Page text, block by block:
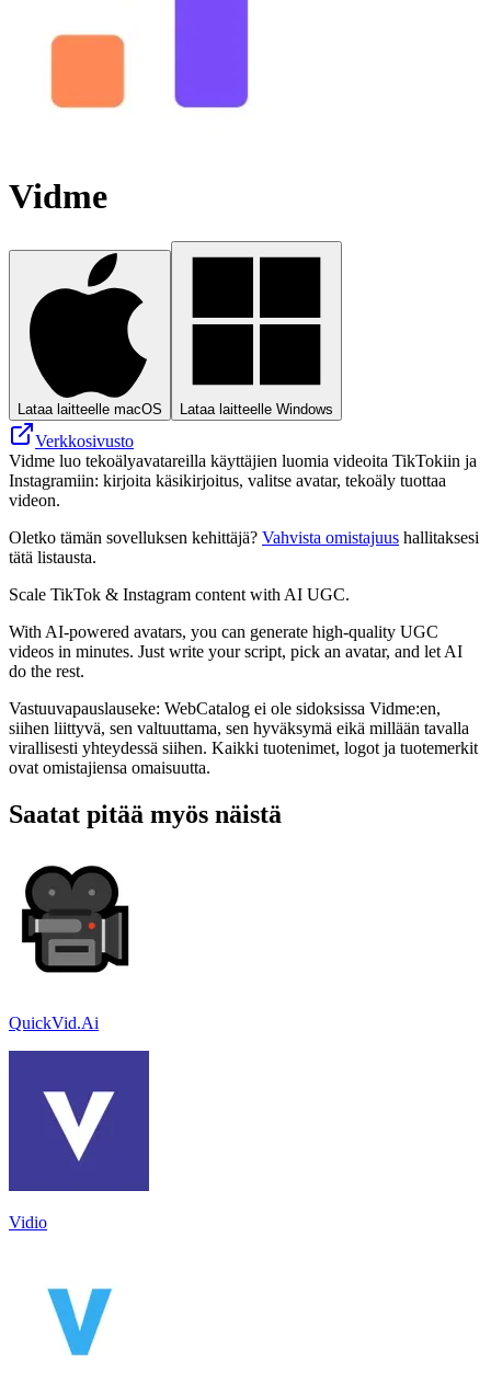
Vidme
Lataa laitteelle macOS Lataa laitteelle Windows
Verkkosivusto
Vidme luo tekoälyavatareilla käyttäjien luomia videoita TikTokiin ja
Instagramiin: kirjoita käsikirjoitus, valitse avatar, tekoäly tuottaa
videon.
Oletko tämän sovelluksen kehittäjä? Vahvista omistajuus hallitaksesi
tätä listausta.
Scale TikTok & Instagram content with AI UGC.
With AI-powered avatars, you can generate high-quality UGC
videos in minutes. Just write your script, pick an avatar, and let AI
do the rest.
Vastuuvapauslauseke: WebCatalog ei ole sidoksissa Vidme:en,
siihen liittyvä, sen valtuuttama, sen hyväksymä eikä millään tavalla
virallisesti yhteydessä siihen. Kaikki tuotenimet, logot ja tuotemerkit
ovat omistajiensa omaisuutta.
Saatat pitää myös näistä
QuickVid.Ai
Vidio